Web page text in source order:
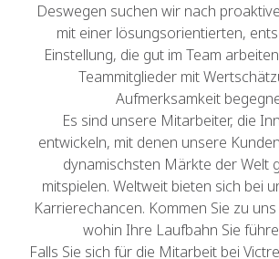
Deswegen suchen wir nach
mit einer lösungsorientierten,
Einstellung, die gut im Team
Teammitglieder mit
Aufmerksamkeit
Es sind unsere Mitarbeiter, die
entwickeln, mit denen unsere
dynamischsten Märkte der Welt
mitspielen. Weltweit bieten sich bei
Karrierechancen. Kommen Sie zu
wohin Ihre Laufbahn Sie
Falls Sie sich für die Mitarbeit bei